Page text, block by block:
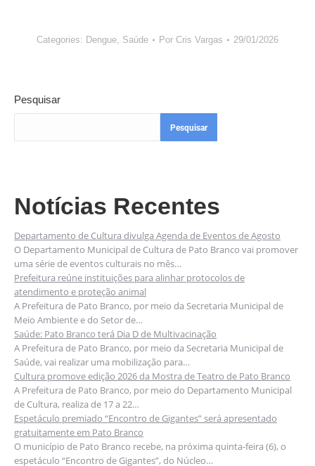
Categories: Dengue, Saúde Por Cris Vargas 29/01/2026
Pesquisar
Pesquisar
Notícias Recentes
Departamento de Cultura divulga Agenda de Eventos de Agosto
O Departamento Municipal de Cultura de Pato Branco vai promover
uma série de eventos culturais no mês…
Prefeitura reúne instituições para alinhar protocolos de
atendimento e proteção animal
A Prefeitura de Pato Branco, por meio da Secretaria Municipal de
Meio Ambiente e do Setor de…
Saúde: Pato Branco terá Dia D de Multivacinação
A Prefeitura de Pato Branco, por meio da Secretaria Municipal de
Saúde, vai realizar uma mobilização para…
Cultura promove edição 2026 da Mostra de Teatro de Pato Branco
A Prefeitura de Pato Branco, por meio do Departamento Municipal
de Cultura, realiza de 17 a 22…
Espetáculo premiado “Encontro de Gigantes” será apresentado
gratuitamente em Pato Branco
O município de Pato Branco recebe, na próxima quinta-feira (6), o
espetáculo “Encontro de Gigantes”, do Núcleo…